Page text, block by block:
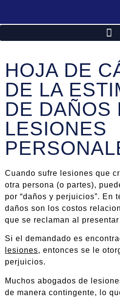
HOJA DE
DE LA
DE DAÑOS
LESIONES
Cuando sufre lesiones que
otra persona (o partes),
por “daños y perjuicios”. En
daños son los costos
que se reclaman al
Si el demandado es
lesiones, entonces se le
perjuicios.
Muchos abogados de
de manera contingente, lo